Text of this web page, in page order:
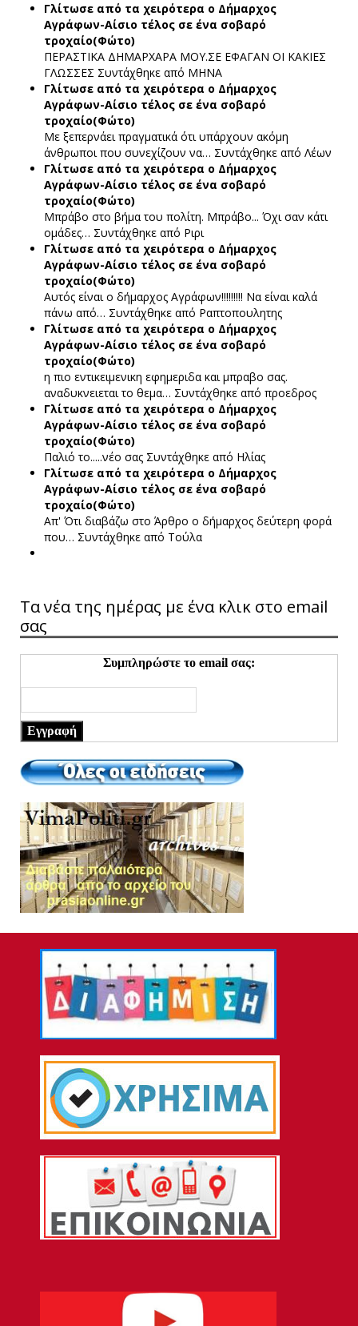
Γλίτωσε από τα χειρότερα ο Δήμαρχος
Αγράφων-Αίσιο τέλος σε ένα σοβαρό
τροχαίο(Φώτο)
ΠΕΡΑΣΤΙΚΑ ΔΗΜΑΡΧΑΡΑ ΜΟΥ.ΣΕ ΕΦΑΓΑΝ ΟΙ ΚΑΚΙΕΣ
ΓΛΩΣΣΕΣ Συντάχθηκε από ΜΗΝΑ
Γλίτωσε από τα χειρότερα ο Δήμαρχος
Αγράφων-Αίσιο τέλος σε ένα σοβαρό
τροχαίο(Φώτο)
Με ξεπερνάει πραγματικά ότι υπάρχουν ακόμη
άνθρωποι που συνεχίζουν να… Συντάχθηκε από Λέων
Γλίτωσε από τα χειρότερα ο Δήμαρχος
Αγράφων-Αίσιο τέλος σε ένα σοβαρό
τροχαίο(Φώτο)
Μπράβο στο βήμα του πολίτη. Μπράβο... Όχι σαν κάτι
ομάδες… Συντάχθηκε από Ριρι
Γλίτωσε από τα χειρότερα ο Δήμαρχος
Αγράφων-Αίσιο τέλος σε ένα σοβαρό
τροχαίο(Φώτο)
Αυτός είναι ο δήμαρχος Αγράφων!!!!!!!!! Να είναι καλά
πάνω από… Συντάχθηκε από Ραπτοπουλητης
Γλίτωσε από τα χειρότερα ο Δήμαρχος
Αγράφων-Αίσιο τέλος σε ένα σοβαρό
τροχαίο(Φώτο)
η πιο εντικειμενικη εφημεριδα και μπραβο σας.
αναδυκνειεται το θεμα… Συντάχθηκε από προεδρος
Γλίτωσε από τα χειρότερα ο Δήμαρχος
Αγράφων-Αίσιο τέλος σε ένα σοβαρό
τροχαίο(Φώτο)
Παλιό το.....νέο σας Συντάχθηκε από Ηλίας
Γλίτωσε από τα χειρότερα ο Δήμαρχος
Αγράφων-Αίσιο τέλος σε ένα σοβαρό
τροχαίο(Φώτο)
Απ' Ότι διαβάζω στο Άρθρο ο δήμαρχος δεύτερη φορά
που… Συντάχθηκε από Τούλα
Τα νέα της ημέρας με ένα κλικ στο email
σας
Συμπληρώστε το email σας:
Εγγραφή